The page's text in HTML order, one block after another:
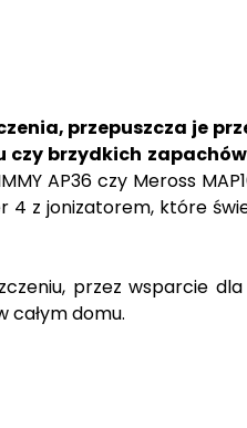
przepuszcza je
czy brzydkich
AP36 czy Meross
4 z jonizatorem, które
przez wsparcie
domu.